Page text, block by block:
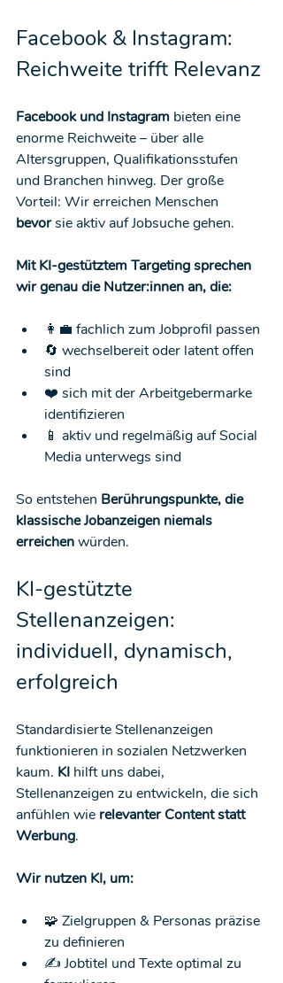
Facebook & Instagram:
Reichweite trifft Relevanz
Facebook und Instagram bieten eine
enorme Reichweite – über alle
Altersgruppen, Qualifikationsstufen
und Branchen hinweg. Der große
Vorteil: Wir erreichen Menschen
bevor sie aktiv auf Jobsuche gehen.
Mit KI-gestütztem Targeting sprechen
wir genau die Nutzer:innen an, die:
👩‍💼 fachlich zum Jobprofil passen
🔄 wechselbereit oder latent offen
sind
❤️ sich mit der Arbeitgebermarke
identifizieren
📱 aktiv und regelmäßig auf Social
Media unterwegs sind
So entstehen Berührungspunkte, die
klassische Jobanzeigen niemals
erreichen würden.
KI-gestützte
Stellenanzeigen:
individuell, dynamisch,
erfolgreich
Standardisierte Stellenanzeigen
funktionieren in sozialen Netzwerken
kaum. KI hilft uns dabei,
Stellenanzeigen zu entwickeln, die sich
anfühlen wie relevanter Content statt
Werbung.
Wir nutzen KI, um:
🧩 Zielgruppen & Personas präzise
zu definieren
✍️ Jobtitel und Texte optimal zu